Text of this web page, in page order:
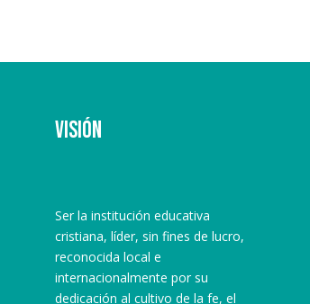
Visión
Ser la institución educativa
cristiana, líder, sin fines de lucro,
reconocida local e
internacionalmente por su
dedicación al cultivo de la fe, el